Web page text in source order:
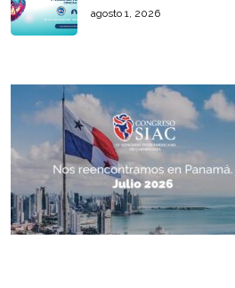
agosto 1, 2026